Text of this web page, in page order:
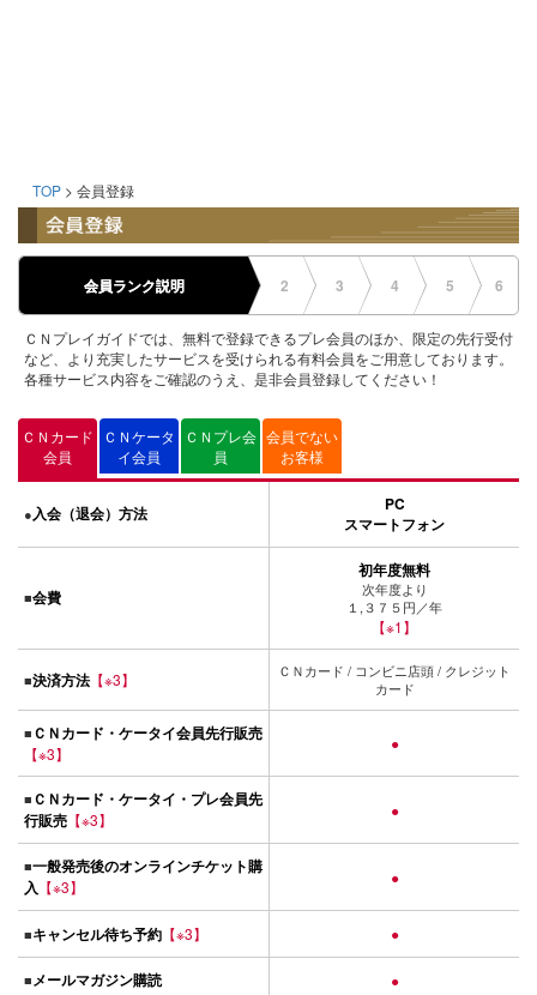
TOP > 会員登録
会員ランク説明 2 3 4 5 6
ＣＮプレイガイドでは、無料で登録できるプレ会員のほか、限定の先行受付
など、より充実したサービスを受けられる有料会員をご用意しております。
各種サービス内容をご確認のうえ、是非会員登録してください！
ＣＮカード
会員
ＣＮケータ
イ会員
ＣＮプレ会
員
会員でない
お客様
●入会（退会）方法
PC
スマートフォン
■会費
初年度無料
次年度より
１,３７５円／年
【※1】
■決済方法 【※3】
ＣＮカード / コンビニ店頭 / クレジット
カード
■ＣＮカード・ケータイ会員先行販売
【※3】
●
■ＣＮカード・ケータイ・プレ会員先
行販売 【※3】 ●
■一般発売後のオンラインチケット購
入 【※3】 ●
■キャンセル待ち予約 【※3】 ●
■メールマガジン購読 ●